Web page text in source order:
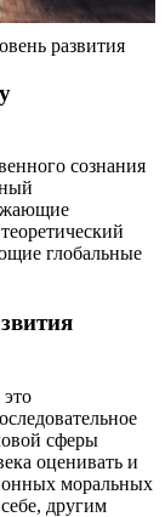
развития
сознания
глобальные
сферы
оценивать и
моральных
другим